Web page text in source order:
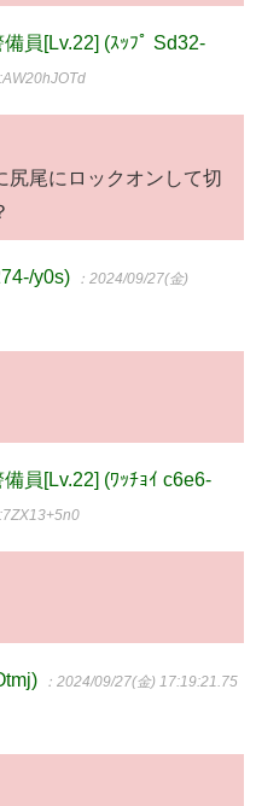
員[Lv.22] (ｽｯﾌﾟ Sd32-
尻尾にロックオンして切
y0s) ：2024/09/27(金)
員[Lv.22] (ﾜｯﾁｮｲ c6e6-
：2024/09/27(金) 17:19:21.75